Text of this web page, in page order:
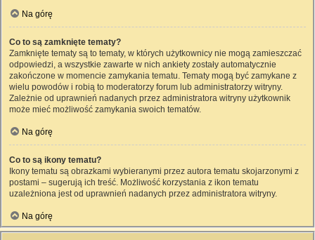
Na górę
Co to są zamknięte tematy?
Zamknięte tematy są to tematy, w których użytkownicy nie mogą zamieszczać
odpowiedzi, a wszystkie zawarte w nich ankiety zostały automatycznie
zakończone w momencie zamykania tematu. Tematy mogą być zamykane z
wielu powodów i robią to moderatorzy forum lub administratorzy witryny.
Zależnie od uprawnień nadanych przez administratora witryny użytkownik
może mieć możliwość zamykania swoich tematów.
Na górę
Co to są ikony tematu?
Ikony tematu są obrazkami wybieranymi przez autora tematu skojarzonymi z
postami – sugerują ich treść. Możliwość korzystania z ikon tematu
uzależniona jest od uprawnień nadanych przez administratora witryny.
Na górę